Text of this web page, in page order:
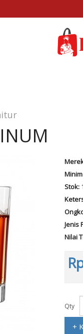
Stok:
Jenis
Nilai
Qty
+